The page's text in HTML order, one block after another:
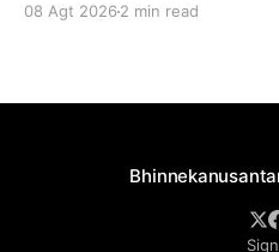
pemadaman kebakaran
08 Agt 2026 2 min read